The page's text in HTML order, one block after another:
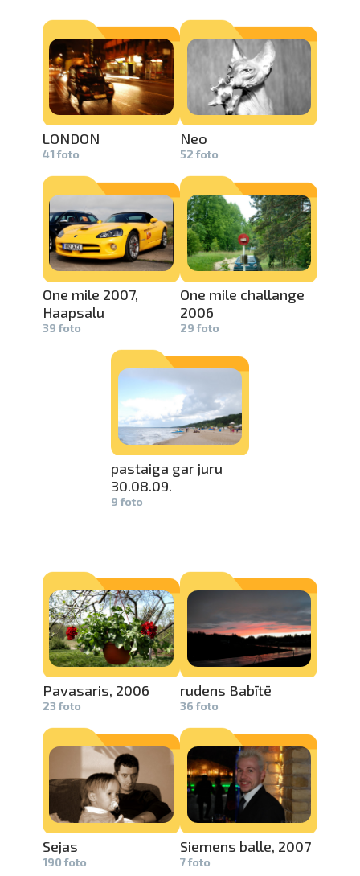
LONDON
41 foto
Neo
52 foto
One mile 2007,
Haapsalu
39 foto
One mile challange
2006
29 foto
pastaiga gar juru
30.08­.09.
9 foto
Pavasaris,­ 2006
23 foto
rudens Babītē
36 foto
Sejas
190 foto
Siemens balle, 2007
7 foto